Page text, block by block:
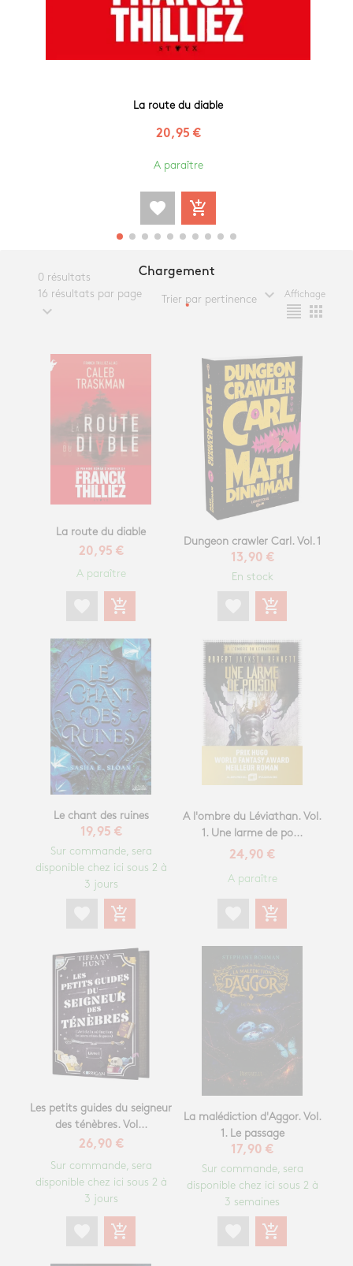
La route du diable
20,95 €
A paraître
favorite add_shopping_cart
Chargement
0 résultats
16 résultats par page
expand_more
Trier par pertinence expand_more Affichage
format_align_justify apps
La route du diable
20,95 €
A paraître
add_shopping_cart
Dungeon crawler Carl. Vol. 1
13,90 €
En stock
add_shopping_cart
Le chant des ruines
19,95 €
Sur commande, sera
disponible chez ici sous 2 à
3 jours
add_shopping_cart
A l'ombre du Léviathan. Vol.
1. Une larme de po...
24,90 €
A paraître
add_shopping_cart
Les petits guides du seigneur
des ténèbres. Vol...
26,90 €
Sur commande, sera
disponible chez ici sous 2 à
3 jours
add_shopping_cart
La malédiction d'Aggor. Vol.
1. Le passage
17,90 €
Sur commande, sera
disponible chez ici sous 2 à
3 semaines
add_shopping_cart